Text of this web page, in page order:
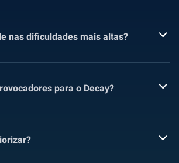
nas dificuldades mais altas?
para o Decay?